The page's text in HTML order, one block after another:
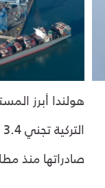
هولندا أبرز
صادراتها منذ مطلع